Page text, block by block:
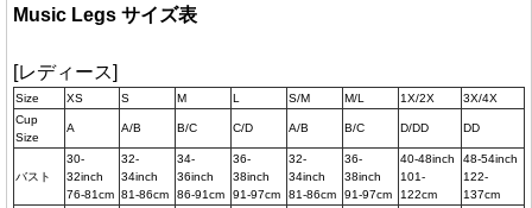
Music Legs サイズ表
[レディース]
Size XS S M L S/M M/L 1X/2X
3X/4X
Cup
Size
A A/B B/C C/D A/B B/C D/DD DD
バスト
30-
32inch
76-81cm
32-
34inch
81-86cm
34-
36inch
86-91cm
36-
38inch
91-97cm
32-
34inch
81-86cm
36-
38inch
91-97cm
40-48inch
101-
122cm
48-54inch
122-
137cm